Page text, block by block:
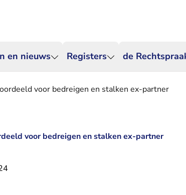
en nieuws Registers de
voor bedreigen en stalken ex-partner
voor bedreigen en stalken ex-partner